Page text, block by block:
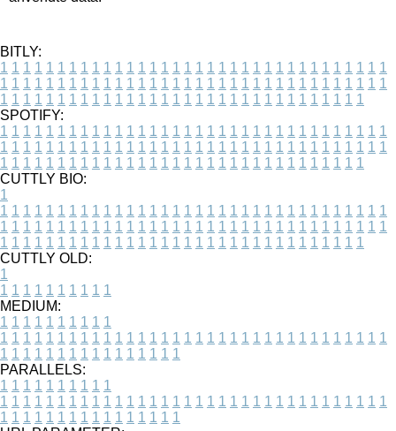
BITLY:
1 1 1 1 1 1 1 1 1 1 1 1 1 1 1 1 1 1 1 1 1 1 1 1 1 1 1 1 1 1 1 1 1 1
1 1 1 1 1 1 1 1 1 1 1 1 1 1 1 1 1 1 1 1 1 1 1 1 1 1 1 1 1 1 1 1 1 1
1 1 1 1 1 1 1 1 1 1 1 1 1 1 1 1 1 1 1 1 1 1 1 1 1 1 1 1 1 1 1 1
SPOTIFY:
1 1 1 1 1 1 1 1 1 1 1 1 1 1 1 1 1 1 1 1 1 1 1 1 1 1 1 1 1 1 1 1 1 1
1 1 1 1 1 1 1 1 1 1 1 1 1 1 1 1 1 1 1 1 1 1 1 1 1 1 1 1 1 1 1 1 1 1
1 1 1 1 1 1 1 1 1 1 1 1 1 1 1 1 1 1 1 1 1 1 1 1 1 1 1 1 1 1 1 1
CUTTLY BIO:
1
1 1 1 1 1 1 1 1 1 1 1 1 1 1 1 1 1 1 1 1 1 1 1 1 1 1 1 1 1 1 1 1 1 1
1 1 1 1 1 1 1 1 1 1 1 1 1 1 1 1 1 1 1 1 1 1 1 1 1 1 1 1 1 1 1 1 1 1
1 1 1 1 1 1 1 1 1 1 1 1 1 1 1 1 1 1 1 1 1 1 1 1 1 1 1 1 1 1 1 1
CUTTLY OLD:
1
1 1 1 1 1 1 1 1 1 1
MEDIUM:
1 1 1 1 1 1 1 1 1 1
1 1 1 1 1 1 1 1 1 1 1 1 1 1 1 1 1 1 1 1 1 1 1 1 1 1 1 1 1 1 1 1 1 1
1 1 1 1 1 1 1 1 1 1 1 1 1 1 1 1
PARALLELS:
1 1 1 1 1 1 1 1 1 1
1 1 1 1 1 1 1 1 1 1 1 1 1 1 1 1 1 1 1 1 1 1 1 1 1 1 1 1 1 1 1 1 1 1
1 1 1 1 1 1 1 1 1 1 1 1 1 1 1 1